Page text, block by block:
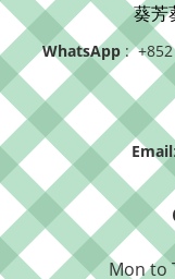
葵芳
WhatsApp :
Email
Mon to